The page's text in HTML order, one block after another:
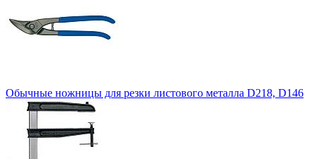
Обычные ножницы для резки листового металла D218, D146